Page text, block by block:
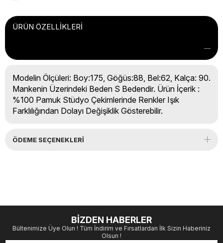
ÜRÜN ÖZELLIKLERI
Modelin Ölçüleri: Boy:175, Göğüs:88, Bel:62, Kalça: 90.
Mankenin Üzerindeki Beden S Bedendir. Ürün İçerik :
%100 Pamuk Stüdyo Çekimlerinde Renkler Işık
Farklılığından Dolayı Değişiklik Gösterebilir.
ÖDEME SEÇENEKLERI
BİZDEN HABERLER
Bültenimize Üye Olun ! Tüm İndirim ve Fırsatlardan İlk Sizin Haberiniz
Olsun !